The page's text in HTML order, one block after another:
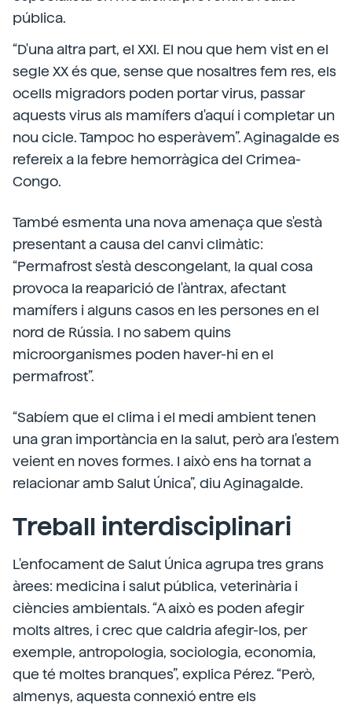
pública.
“D'una altra part, el XXI. El nou que hem vist en el
segle XX és que, sense que nosaltres fem res, els
ocells migradors poden portar virus, passar
aquests virus als mamífers d'aquí i completar un
nou cicle. Tampoc ho esperàvem”. Aginagalde es
refereix a la febre hemorràgica del Crimea-
Congo.
També esmenta una nova amenaça que s'està
presentant a causa del canvi climàtic:
“Permafrost s'està descongelant, la qual cosa
provoca la reaparició de l'àntrax, afectant
mamífers i alguns casos en les persones en el
nord de Rússia. I no sabem quins
microorganismes poden haver-hi en el
permafrost”.
“Sabíem que el clima i el medi ambient tenen
una gran importància en la salut, però ara l'estem
veient en noves formes. I això ens ha tornat a
relacionar amb Salut Única”, diu Aginagalde.
Treball interdisciplinari
L'enfocament de Salut Única agrupa tres grans
àrees: medicina i salut pública, veterinària i
ciències ambientals. “A això es poden afegir
molts altres, i crec que caldria afegir-los, per
exemple, antropologia, sociologia, economia,
que té moltes branques”, explica Pérez. “Però,
almenys, aquesta connexió entre els